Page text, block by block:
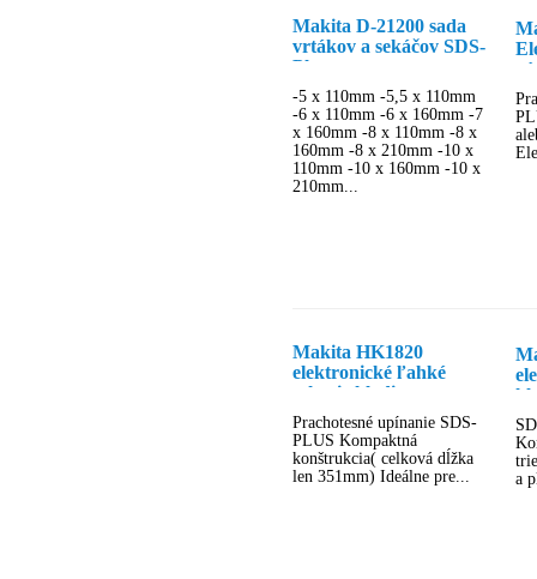
Makita D-21200 sada
vrtákov a sekáčov SDS-
Plus
-5 x 110mm -5,5 x 110mm
-6 x 110mm -6 x 160mm -7
x 160mm -8 x 110mm -8 x
160mm -8 x 210mm -10 x
110mm -10 x 160mm -10 x
210mm...
Makita HK1820
elektronické ľahké
sekacie kladivo
Prachotesné upínanie SDS-
PLUS Kompaktná
konštrukcia( celková dĺžka
len 351mm) Ideálne pre...
a